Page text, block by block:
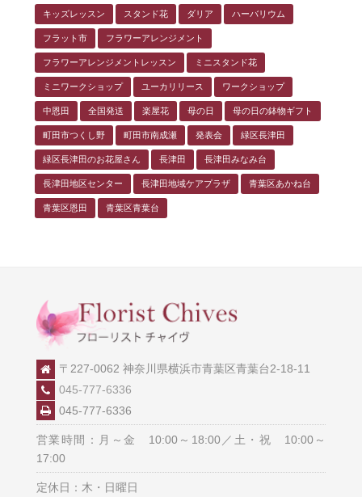
キッズレッスン スタンド花 ダリア ハーバリウム
フラット市 フラワーアレンジメント
フラワーアレンジメントレッスン ミニスタンド花
ミニワークショップ ユーカリリース ワークショップ
中恩田 全国発送 楽屋花 母の日 母の日の鉢物ギフト
町田市つくし野 町田市南成瀬 発表会 緑区長津田
緑区長津田のお花屋さん 長津田 長津田みなみ台
長津田地区センター 長津田地域ケアプラザ 青葉区あかね台
青葉区恩田 青葉区青葉台
〒227-0062 神奈川県横浜市青葉区青葉台2-18-11
045-777-6336
045-777-6336
営業時間：月～金 10:00～18:00／土・祝 10:00～
17:00
定休日：木・日曜日